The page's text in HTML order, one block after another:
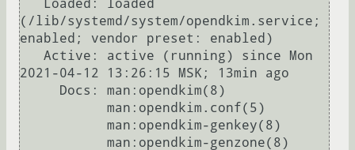
(/lib/systemd/system/opendkim.service;
enabled; vendor preset: enabled)
2021-04-12 13:26:15 MSK; 13min ago